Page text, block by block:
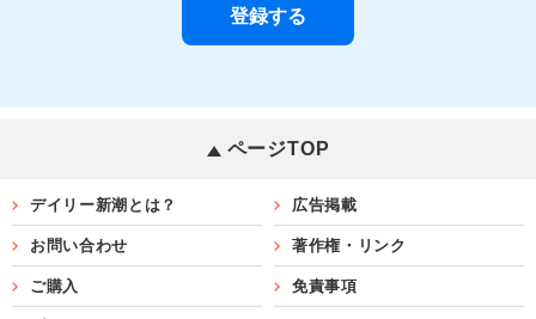
ページTOP
デイリー新潮とは？ 広告掲載
お問い合わせ 著作権・リンク
ご購入 免責事項